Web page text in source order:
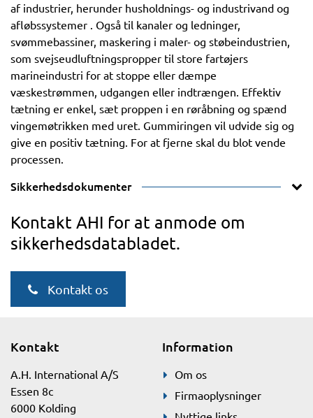
af industrier, herunder husholdnings- og industrivand og
afløbssystemer . Også til kanaler og ledninger,
svømmebassiner, maskering i maler- og støbeindustrien,
som svejseudluftningspropper til store fartøjers
marineindustri for at stoppe eller dæmpe
væskestrømmen, udgangen eller indtrængen. Effektiv
tætning er enkel, sæt proppen i en røråbning og spænd
vingemøtrikken med uret. Gummiringen vil udvide sig og
give en positiv tætning. For at fjerne skal du blot vende
processen.
Sikkerhedsdokumenter
Kontakt AHI for at anmode om
sikkerhedsdatabladet.
Kontakt os
Kontakt
A.H. International A/S
Essen 8c
6000 Kolding
Information
Om os
Firmaoplysninger